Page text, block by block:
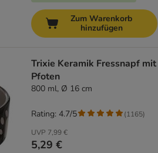
Zum Warenkorb
hinzufügen
Trixie Keramik Fressnapf mit
Pfoten
800 ml, Ø 16 cm
UVP 7,99 €
5,29 €
Rating: 4.7/5 (1165)